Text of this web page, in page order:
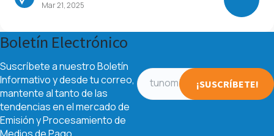
Mar 21, 2025
Boletín Electrónico
Suscríbete a nuestro Boletín
Informativo y desde tu correo,
mantente al tanto de las
tendencias en el mercado de
Emisión y Procesamiento de